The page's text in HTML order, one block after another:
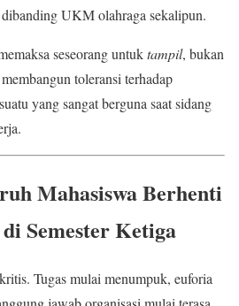
UKM olahraga sekalipun.
seseorang untuktampil, bukan
toleransi terhadap
yang sangat berguna saat sidang
Mahasiswa Berhenti
Semester Ketiga
Tugas mulai menumpuk, euforia